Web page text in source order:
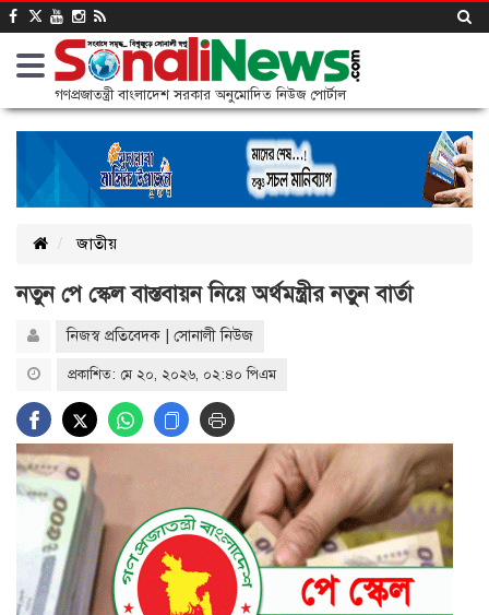
গণপ্রজাতন্ত্রী বাংলাদেশ সরকার অনুমোদিত নিউজ পোর্টাল
জাতীয়
নতুন পে স্কেল বাস্তবায়ন নিয়ে অর্থমন্ত্রীর নতুন বার্তা
নিজস্ব প্রতিবেদক | সোনালী নিউজ
প্রকাশিত: মে ২০, ২০২৬, ০২:৪০ পিএম